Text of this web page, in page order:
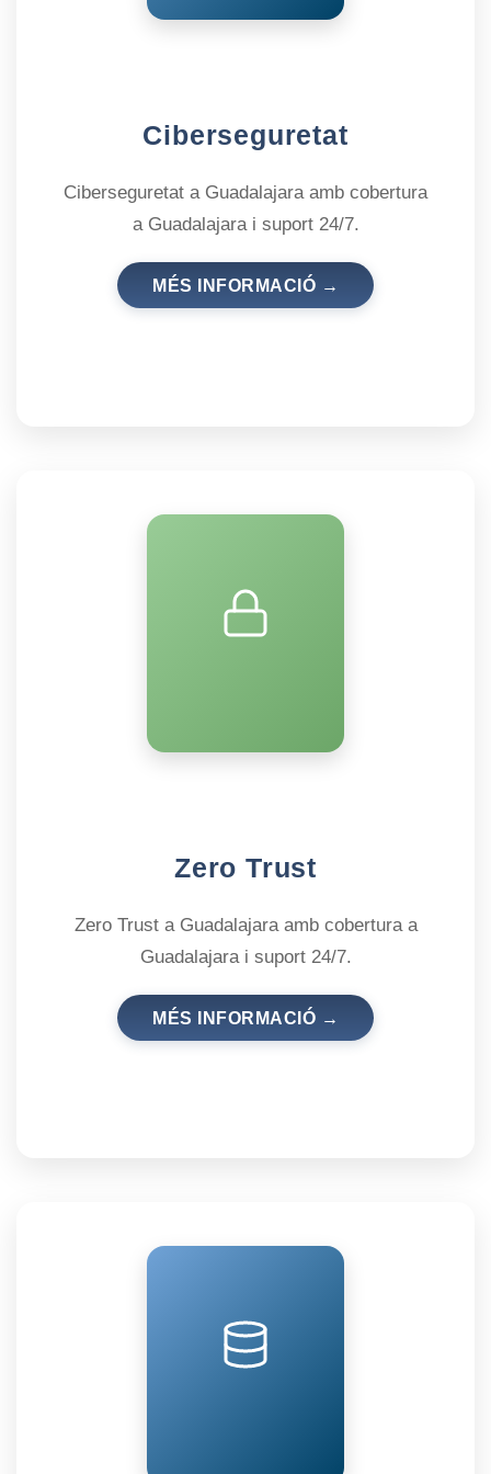
Ciberseguretat
Ciberseguretat a Guadalajara amb cobertura
a Guadalajara i suport 24/7.
MÉS INFORMACIÓ →
Zero Trust
Zero Trust a Guadalajara amb cobertura a
Guadalajara i suport 24/7.
MÉS INFORMACIÓ →